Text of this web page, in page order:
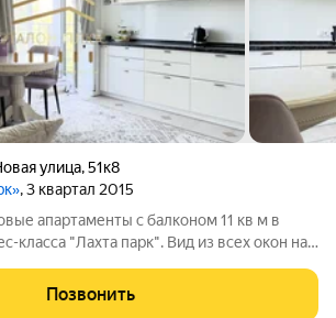
улица,51к8
, 3 квартал 2015
апартаменты с балконом 11 кв м в
класса "Лахта парк". Вид из всех окон на
и закаты впечатляющие. Множество птиц и
Позвонить